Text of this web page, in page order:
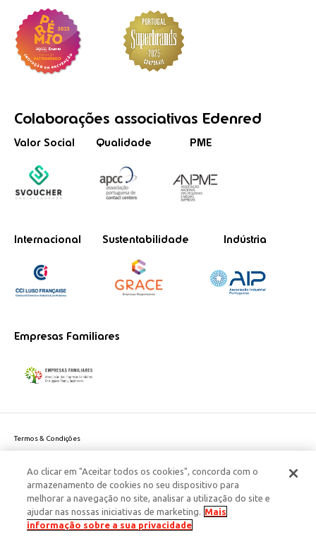
Colaborações associativas Edenred
Valor Social Qualidade PME
Internacional Sustentabilidade Indústria
Empresas Familiares
Termos & Condições
Politica de Cookies
Política de Privacidade Dados Pessoais
Responsabilidade Social Corporativa
Ao clicar em "Aceitar todos os cookies", concorda com o
armazenamento de cookies no seu dispositivo para
melhorar a navegação no site, analisar a utilização do site e
ajudar nas nossas iniciativas de marketing. Mais
informação sobre a sua privacidade